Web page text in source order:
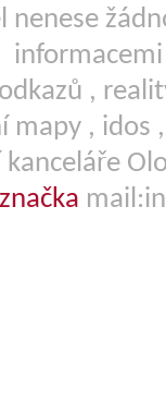
,
mapy, idos